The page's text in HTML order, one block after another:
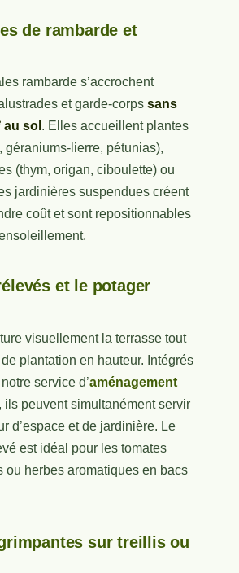
de rambarde et
rambarde s’accrochent
et garde-corps sans
sol . Elles accueillent plantes
géraniums-lierre, pétunias),
(thym, origan, ciboulette) ou
jardinières suspendues créent
coût et sont repositionnables
et le potager
visuellement la terrasse tout
plantation en hauteur. Intégrés
service d’aménagement
, ils peuvent simultanément servir
d’espace et de jardinière. Le
est idéal pour les tomates
ou herbes aromatiques en bacs
sur treillis ou